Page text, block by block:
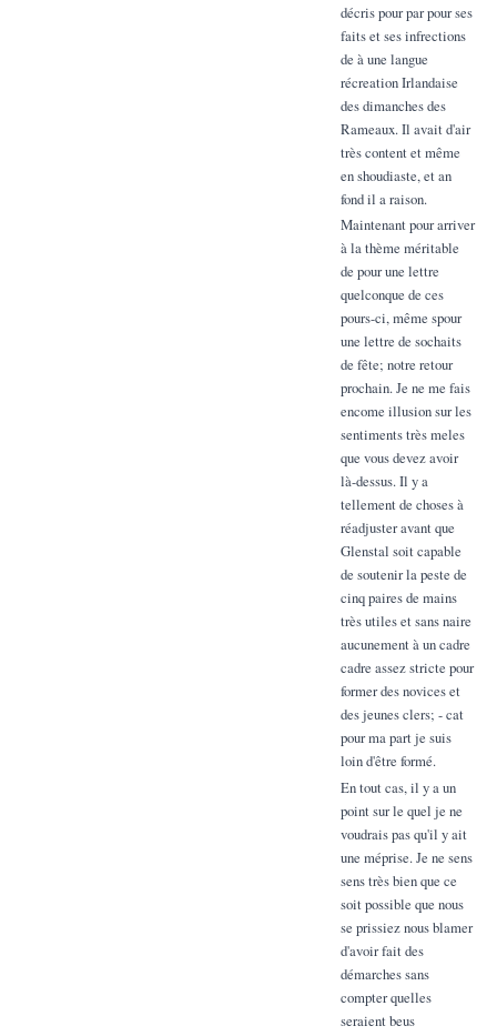
décris pour par pour ses
faits et ses infrections
de à une langue
récreation Irlandaise
des dimanches des
Rameaux. Il avait d'air
très content et même
en shoudiaste, et an
fond il a raison.
Maintenant pour arriver
à la thème méritable
de pour une lettre
quelconque de ces
pours-ci, même spour
une lettre de sochaits
de fête; notre retour
prochain. Je ne me fais
encome illusion sur les
sentiments très meles
que vous devez avoir
là-dessus. Il y a
tellement de choses à
réadjuster avant que
Glenstal soit capable
de soutenir la peste de
cinq paires de mains
très utiles et sans naire
aucunement à un cadre
cadre assez stricte pour
former des novices et
des jeunes clers; - cat
pour ma part je suis
loin d'être formé.
En tout cas, il y a un
point sur le quel je ne
voudrais pas qu'il y ait
une méprise. Je ne sens
sens très bien que ce
soit possible que nous
se prissiez nous blamer
d'avoir fait des
démarches sans
compter quelles
seraient beus